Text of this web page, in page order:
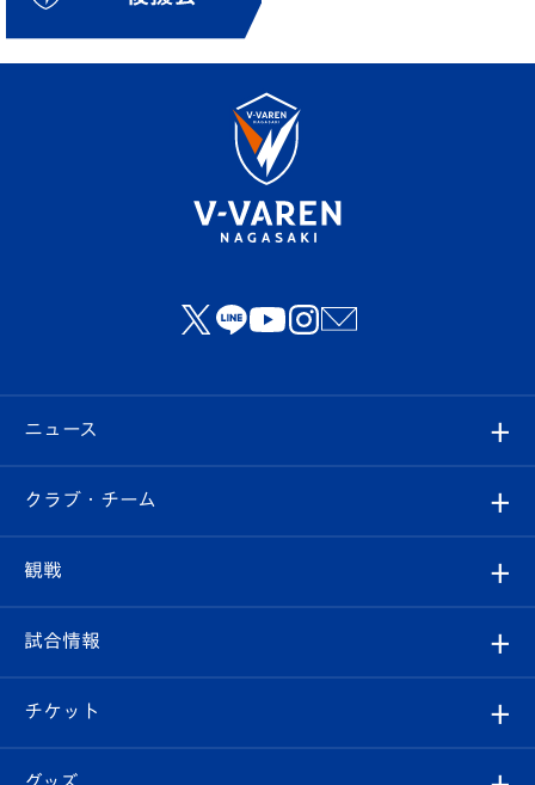
ニュース
すべて
クラブ
試合情報
クラブ・チーム
クラブ概要
エンブレム紹介
観戦
観戦ルール
はじめての観戦ガイド
試合情報
試合日程/結果
チケット
チケット
グッズ